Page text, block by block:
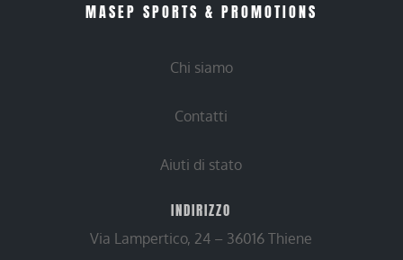
MASEP SPORTS & PROMOTIONS
Chi siamo
Contatti
Aiuti di stato
INDIRIZZO
Via Lampertico, 24 – 36016 Thiene